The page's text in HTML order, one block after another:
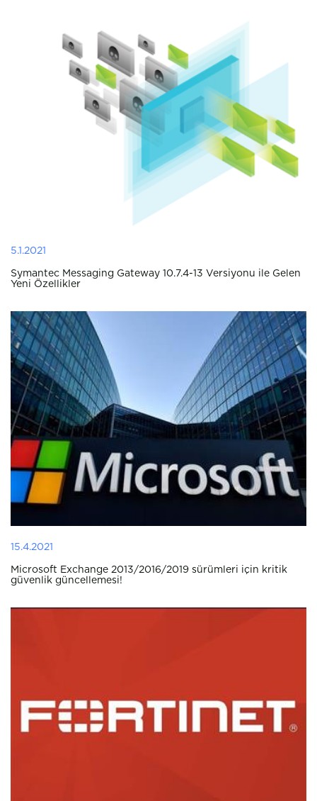
5.1.2021
Symantec Messaging Gateway 10.7.4-13 Versiyonu ile Gelen
Yeni Özellikler
15.4.2021
Microsoft Exchange 2013/2016/2019 sürümleri için kritik
güvenlik güncellemesi!